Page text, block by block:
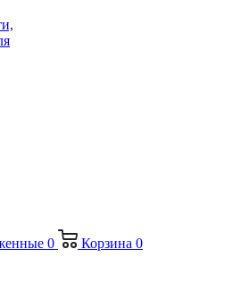
0 Корзина 0